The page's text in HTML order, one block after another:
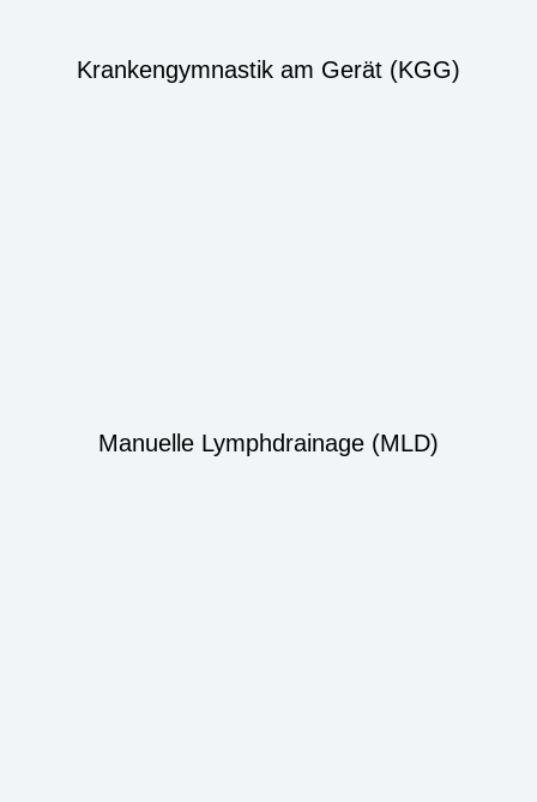
Krankengymnastik am Gerät (KGG)
Manuelle Lymphdrainage (MLD)